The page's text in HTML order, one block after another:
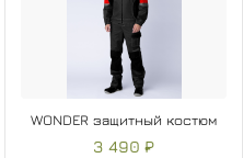
WONDER защитный костюм
3 490 ₽